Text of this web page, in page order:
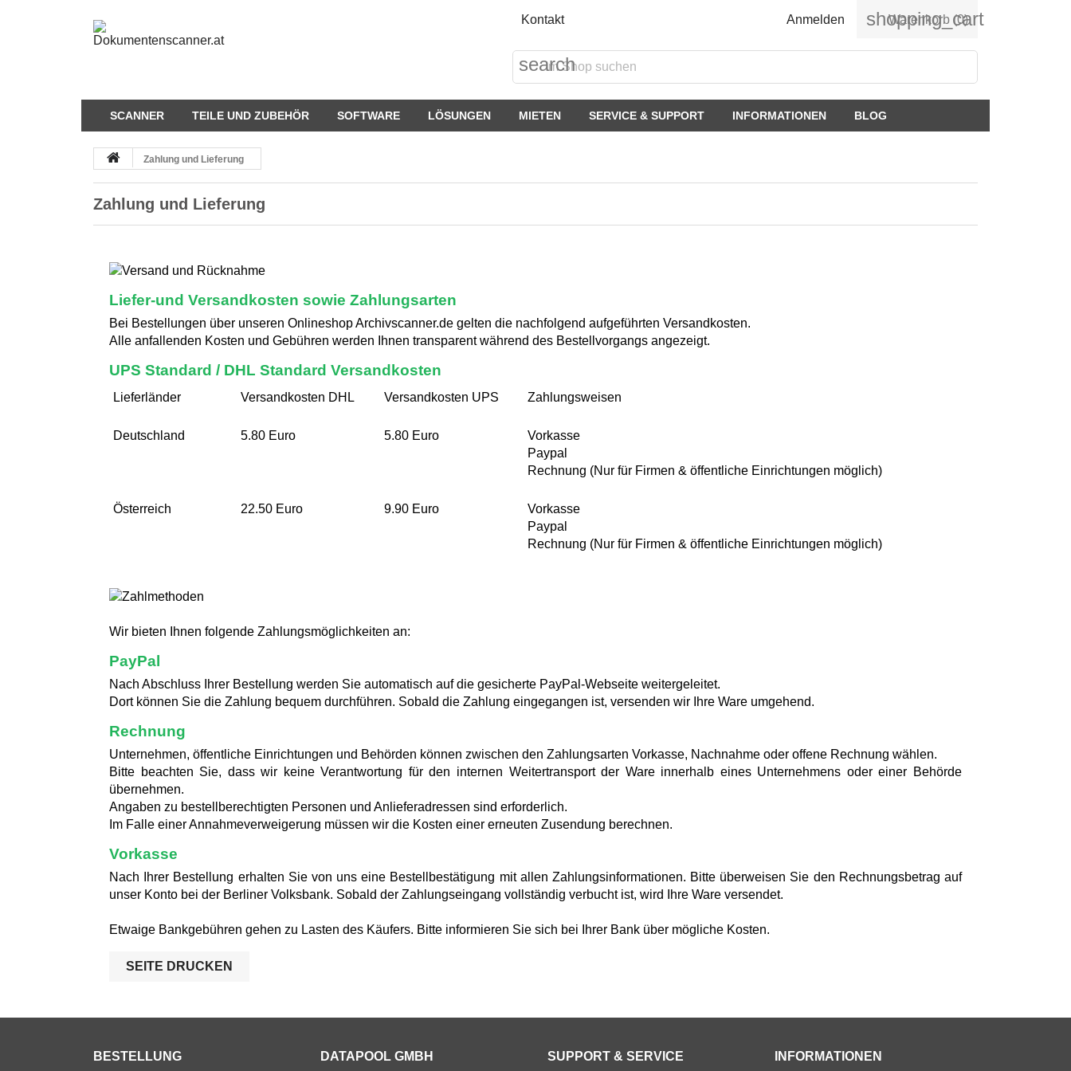
Kontakt Anmelden shopping_cart
Warenkorb (0)
search
SCANNER TEILE UND ZUBEHÖR SOFTWARE LÖSUNGEN MIETEN SERVICE & SUPPORT INFORMATIONEN BLOG
Zahlung und Lieferung
Zahlung und Lieferung
Liefer-und Versandkosten sowie Zahlungsarten
Bei Bestellungen über unseren Onlineshop Archivscanner.de gelten die nachfolgend aufgeführten Versandkosten.
Alle anfallenden Kosten und Gebühren werden Ihnen transparent während des Bestellvorgangs angezeigt.
UPS Standard / DHL Standard Versandkosten
Lieferländer Versandkosten DHL Versandkosten UPS Zahlungsweisen
Deutschland 5.80 Euro 5.80 Euro
Vorkasse
Paypal
Rechnung (Nur für Firmen & öffentliche Einrichtungen möglich)
Österreich 22.50 Euro 9.90 Euro
Vorkasse
Paypal
Rechnung (Nur für Firmen & öffentliche Einrichtungen möglich)
Wir bieten Ihnen folgende Zahlungsmöglichkeiten an:
PayPal
Nach Abschluss Ihrer Bestellung werden Sie automatisch auf die gesicherte PayPal-Webseite weitergeleitet.
Dort können Sie die Zahlung bequem durchführen. Sobald die Zahlung eingegangen ist, versenden wir Ihre Ware umgehend.
Rechnung
Unternehmen, öffentliche Einrichtungen und Behörden können zwischen den Zahlungsarten Vorkasse, Nachnahme oder offene Rechnung wählen.
Bitte beachten Sie, dass wir keine Verantwortung für den internen Weitertransport der Ware innerhalb eines Unternehmens oder einer Behörde
übernehmen.
Angaben zu bestellberechtigten Personen und Anlieferadressen sind erforderlich.
Im Falle einer Annahmeverweigerung müssen wir die Kosten einer erneuten Zusendung berechnen.
Vorkasse
Nach Ihrer Bestellung erhalten Sie von uns eine Bestellbestätigung mit allen Zahlungsinformationen. Bitte überweisen Sie den Rechnungsbetrag auf
unser Konto bei der Berliner Volksbank. Sobald der Zahlungseingang vollständig verbucht ist, wird Ihre Ware versendet.
Etwaige Bankgebühren gehen zu Lasten des Käufers. Bitte informieren Sie sich bei Ihrer Bank über mögliche Kosten.
BESTELLUNG DATAPOOL GMBH SUPPORT & SERVICE INFORMATIONEN